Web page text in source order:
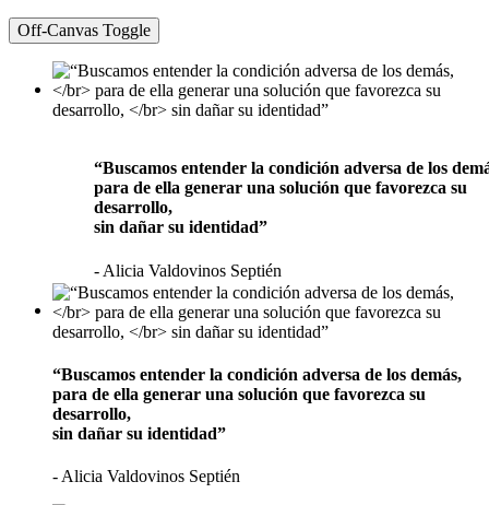
Off-Canvas Toggle
“Buscamos entender la condición adversa de los
para de ella generar una solución que favorezca su
desarrollo,
sin dañar su identidad”
- Alicia Valdovinos Septién
“Buscamos entender la condición adversa de los demás,
para de ella generar una solución que favorezca su
desarrollo,
sin dañar su identidad”
- Alicia Valdovinos Septién